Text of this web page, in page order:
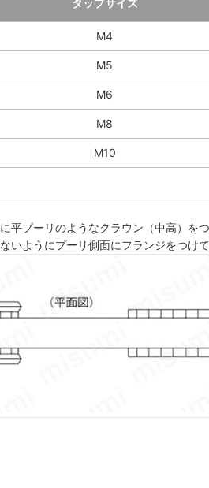
M4
M5
M6
M8
M10
平プーリのようなクラウン（中高）
いようにプーリ側面にフランジをつけ